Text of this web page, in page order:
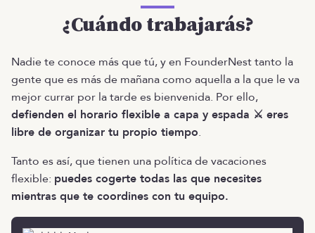
¿Cuándo trabajarás?
Nadie te conoce más que tú, y en FounderNest tanto la
gente que es más de mañana como aquella a la que le va
mejor currar por la tarde es bienvenida. Por ello,
defienden el horario flexible a capa y espada ⚔️ eres
libre de organizar tu propio tiempo.
Tanto es así, que tienen una política de vacaciones
flexible: puedes cogerte todas las que necesites
mientras que te coordines con tu equipo.